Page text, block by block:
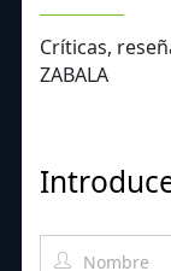
Críticas,
ZABALA